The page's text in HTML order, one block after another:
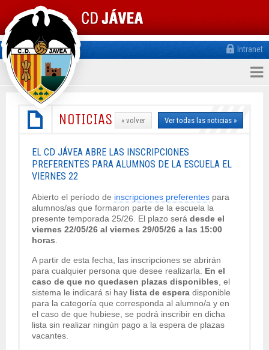
Intranet
NOTICIAS Ver todas las noticias »
« volver
EL CD JÁVEA ABRE LAS INSCRIPCIONES
PREFERENTES PARA ALUMNOS DE LA ESCUELA EL
VIERNES 22
Abierto el período de inscripciones preferentes para
alumnos/as que formaron parte de la escuela la
presente temporada 25/26. El plazo será desde el
viernes 22/05/26 al viernes 29/05/26 a las 15:00
horas
A partir de esta fecha, las inscripciones se abrirán
para cualquier persona que desee realizarla. En el
caso de que no quedasen plazas disponibles , el
sistema le indicará si hay lista de espera disponible
para la categoría que corresponda al alumno/a y en
el caso de que hubiese, se podrá inscribir en dicha
lista sin realizar ningún pago a la espera de plazas
vacantes.